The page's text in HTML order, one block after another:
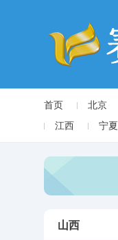
首页 北京
江西
宁夏
山西